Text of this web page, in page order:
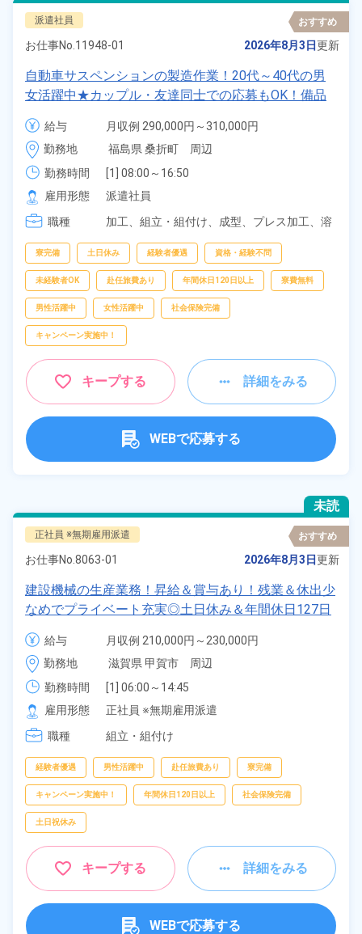
派遣社員 おすすめ
お仕事No. 11948-01 2026年8月3日更新
自動車サスペンションの製造作業！20代～40代の男
女活躍中★カップル・友達同士での応募もOK！備品
付きワンルーム寮無料！無料送迎あり！マイカー通勤
OK！無料駐車場あり！日払いあり！赴任旅費会社負
担！社員食堂利用可能！土日休み！年間休日121日！
《福島県伊達郡桑折町》
給与
月収例 290,000円～310,000円
時給 1,350円～1,350円
勤務地
福島県 桑折町　周辺
勤務時間
[1] 08:00～16:50
[2] 20:00～04:50
雇用形態
派遣社員
職種
加工、 組立・組付け、 成型、 プレス加工、 溶
搬、
検査、フォークリフト、クレーン・玉掛
け、ピッキング、梱包
寮完備 土日休み 経験者優遇 資格・経験不問
未経験者OK 赴任旅費あり 年間休日120日以上 寮費無料
男性活躍中 女性活躍中 社会保険完備
キャンペーン実施中！
キープする 詳細をみる
WEBで応募する
未読
正社員 ※無期雇用派遣 おすすめ
お仕事No. 8063-01 2026年8月3日更新
建設機械の生産業務！昇給＆賞与あり！残業＆休出少
なめでプライベート充実◎土日休み＆年間休日127日
★備品付きワンルーム寮完備！20代、30代、40代の
男性活躍中！《滋賀県甲賀市》
給与
月収例 210,000円～230,000円
給与 194,800円～194,800円
勤務地
滋賀県 甲賀市　周辺
勤務時間
[1] 06:00～14:45
[2] 15:30～00:15
[3] 08:00～16:45
雇用形態
正社員 ※無期雇用派遣
職種
組立・組付け
経験者優遇 男性活躍中 赴任旅費あり 寮完備
キャンペーン実施中！ 年間休日120日以上 社会保険完備
土日祝休み
キープする 詳細をみる
WEBで応募する